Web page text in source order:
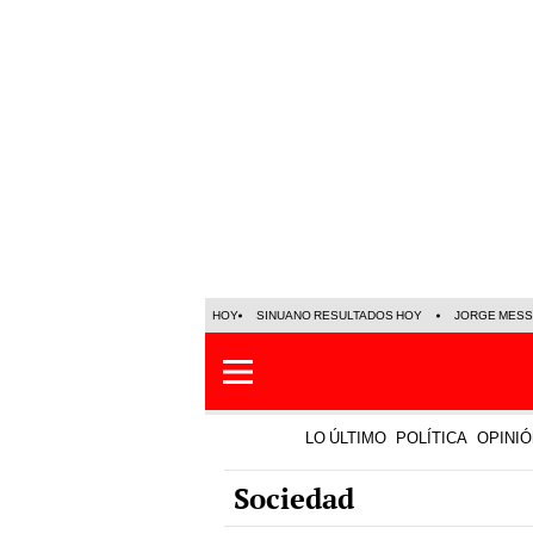
HOY SINUANO RESULTADOS HOY JORGE
LO ÚLTIMO POLÍTICA
Sociedad